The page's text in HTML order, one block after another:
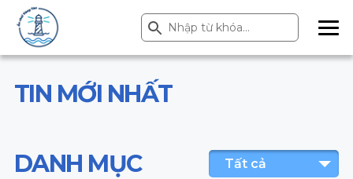
Search
for:
Search Button
ME
NU
TIN MỚI NHẤT
DANH MỤC Tất cả